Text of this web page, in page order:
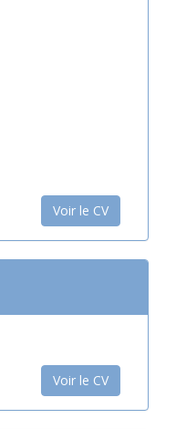
Voir le CV
Voir le CV